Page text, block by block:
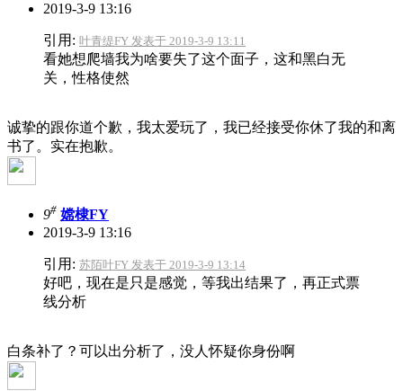
2019-3-9 13:16
引用: 叶青缇FY 发表于 2019-3-9 13:11
看她想爬墙我为啥要失了这个面子，这和黑白无
关，性格使然
诚挚的跟你道个歉，我太爱玩了，我已经接受你休了我的和离
书了。实在抱歉。
9# 嫦棣FY
2019-3-9 13:16
引用: 苏陌叶FY 发表于 2019-3-9 13:14
好吧，现在是只是感觉，等我出结果了，再正式票
线分析
白条补了？可以出分析了，没人怀疑你身份啊